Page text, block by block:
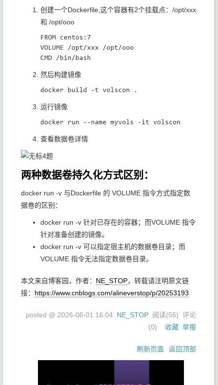
创建一个Dockerfile,这个容器有2个挂载点：/opt/xxx
和 /opt/ooo
FROM centos:7
VOLUME /opt/xxx /opt/ooo
然后构建镜像
运行镜像
查看数据卷详情
两种数据卷持久化方式区别：
docker run -v 与Dockerfile 的 VOLUME 指令方式指定数
据卷的区别：
docker run -v 针对已存在的容器；而VOLUME 指令
针对准备创建的镜像。
docker run -v 可以指定宿主机的数据卷目录；而
VOLUME 指令无法指定数据卷目录。
本文来自博客园，作者： NE_STOP，转载请注明原文链
接： https://www.cnblogs.com/alineverstop/p/20253193
posted @ 2026-06-01 16:04 NE_STOP 阅读(56) 评论
(0) 收藏 举报
刷新页面 返回顶部